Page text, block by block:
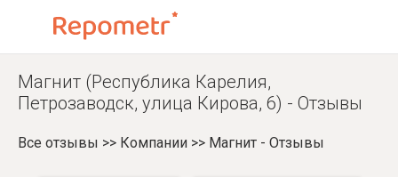
Магнит (Республика Карелия,
Петрозаводск, улица Кирова, 6) - Отзывы
Все отзывы >> Компании >> Магнит - Отзывы